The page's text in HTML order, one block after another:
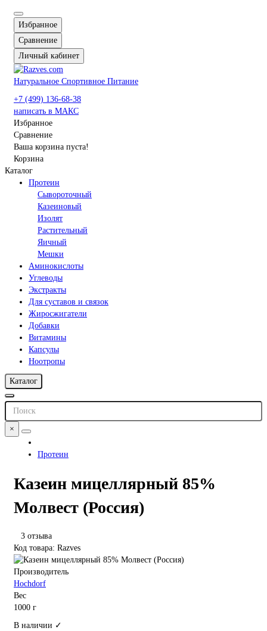
Избранное
Сравнение
Личный кабинет
Натуральное Спортивное Питание
+7 (499) 136-68-38
написать в МАКС
Избранное
Сравнение
Ваша корзина пуста!
Корзина
Каталог
Протеин
Сывороточный
Казеиновый
Изолят
Растительный
Яичный
Мешки
Аминокислоты
Углеводы
Экстракты
Для суставов и связок
Жиросжигатели
Добавки
Витамины
Капсулы
Ноотропы
Каталог
×
Протеин
Казеин мицеллярный 85%
Молвест (Россия)
3 отзыва
Код товара: Razves
Производитель
Hochdorf
Вес
1000 г
В наличии ✓